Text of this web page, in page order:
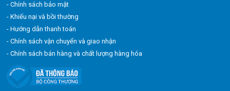
- Chính sách bảo mật
- Khiếu nại và bồi thường
- Hướng dẫn thanh toán
- Chính sách vận chuyển và giao nhận
- Chính sách bán hàng và chất lượng hàng hóa